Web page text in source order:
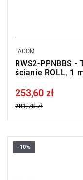
FACOM
RWS2-PPNBBS
ścianie ROLL, 1
Price tax included
253,60 zł
281,78 zł
-10%